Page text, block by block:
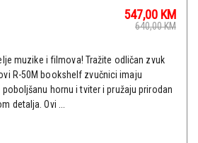
547,00 KM
640,00KM
muzike i filmova! Tražite odličan zvuk
R-50M bookshelf zvučnici imaju
hornu i tviter i pružaju prirodan
detalja. Ovi ...